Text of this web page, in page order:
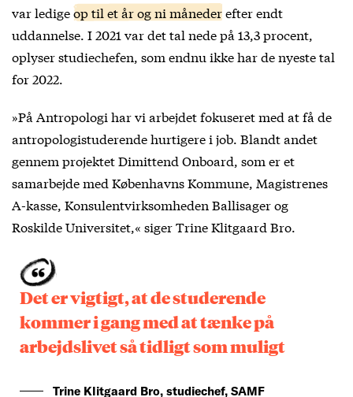
var ledigeop til et år og ni månederefter endt
uddannelse. I 2021 var det tal nede på 13,3 procent,
oplyser studiechefen, som endnu ikke har de nyeste tal
for 2022.
»På Antropologi har vi arbejdet fokuseret med at få de
antropologistuderende hurtigere i job. Blandt andet
gennem projektet Dimittend Onboard, som er et
samarbejde med Københavns Kommune, Magistrenes
A-kasse, Konsulentvirksomheden Ballisager og
Roskilde Universitet,« siger Trine Klitgaard Bro.
Det er vigtigt, at de studerende
kommer i gang med at tænke på
arbejdslivet så tidligt som muligt
Trine Klitgaard Bro, studiechef, SAMF